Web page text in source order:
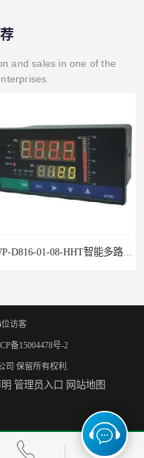
and sales in one of the
铜液氨冷器配套用UYB-8003物位变送器
位访客
备15004478号-2
司 保留所有权利.
管理员入口 网站地图